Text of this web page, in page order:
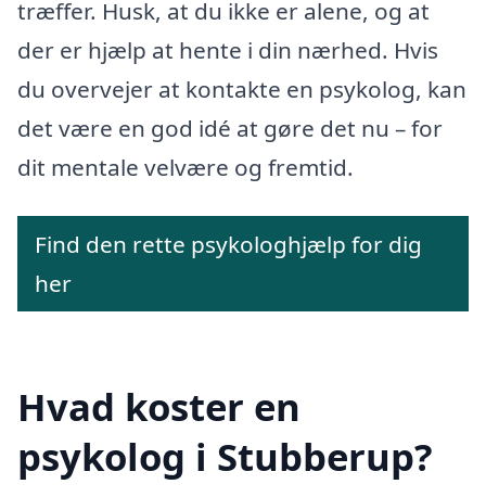
træffer. Husk, at du ikke er alene, og at
der er hjælp at hente i din nærhed. Hvis
du overvejer at kontakte en psykolog, kan
det være en god idé at gøre det nu – for
dit mentale velvære og fremtid.
Find den rette psykologhjælp for dig
her
Hvad koster en
psykolog i Stubberup?